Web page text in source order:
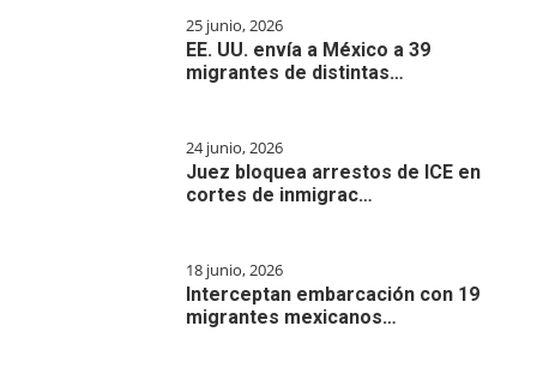
25 junio, 2026
EE. UU. envía a México a 39
migrantes de distintas…
24 junio, 2026
Juez bloquea arrestos de ICE en
cortes de inmigrac…
18 junio, 2026
Interceptan embarcación con 19
migrantes mexicanos…